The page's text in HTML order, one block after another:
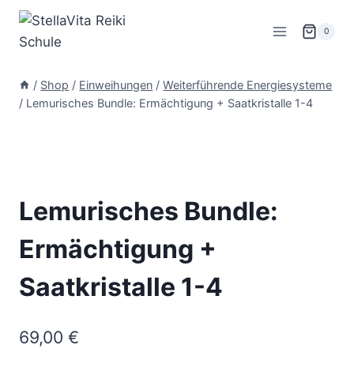
Zum
springen
0
/ Shop / Einweihungen / Weiterführende Energiesysteme
/ Lemurisches Bundle: Ermächtigung + Saatkristalle 1-4
Lemurisches Bundle:
Ermächtigung +
Saatkristalle 1-4
69,00 €